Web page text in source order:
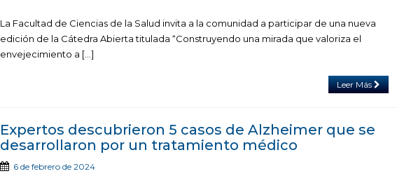
La Facultad de Ciencias de la Salud invita a la comunidad a participar de una nueva
edición de la Cátedra Abierta titulada “Construyendo una mirada que valoriza el
envejecimiento a […]
Leer Más
Expertos descubrieron 5 casos de Alzheimer que se
desarrollaron por un tratamiento médico
6 de febrero de 2024